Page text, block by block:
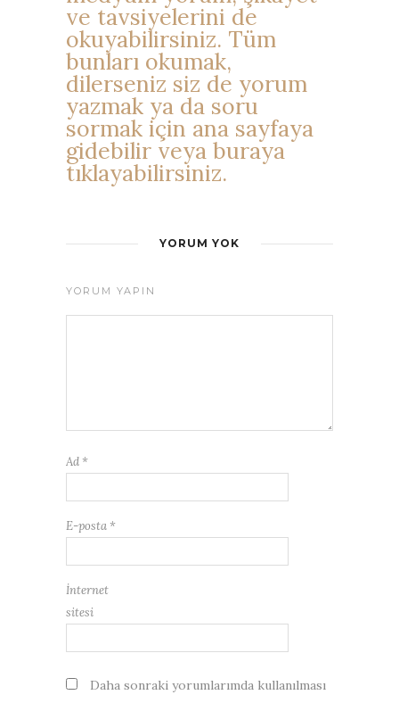
ve tavsiyelerini de
okuyabilirsiniz. Tüm
bunları okumak,
dilerseniz siz de yorum
yazmak ya da soru
sormak için ana sayfaya
gidebilir veya buraya
tıklayabilirsiniz.
YORUM YOK
YORUM YAPIN
Ad *
E-posta *
İnternet
sitesi
Daha sonraki yorumlarımda kullanılması